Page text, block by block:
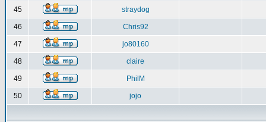
45 straydog
46 Chris92
47 jo80160
48 claire
49 PhilM
50 jojo